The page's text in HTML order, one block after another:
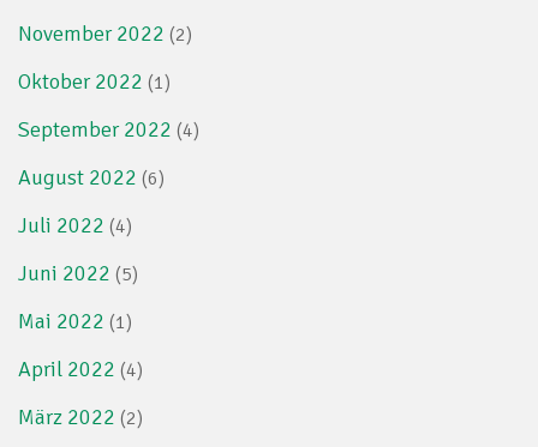
November 2022 (2)
Oktober 2022 (1)
September 2022 (4)
August 2022 (6)
Juli 2022 (4)
Juni 2022 (5)
Mai 2022 (1)
April 2022 (4)
März 2022 (2)